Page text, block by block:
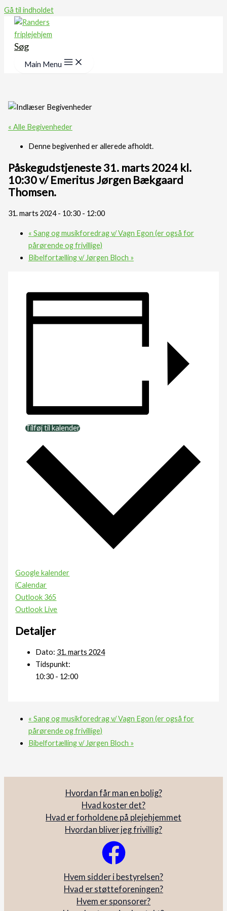
Gå til indholdet
Søg
Main Menu
« Alle Begivenheder
Denne begivenhed er allerede afholdt.
Påskegudstjeneste 31. marts 2024 kl.
10:30 v/ Emeritus Jørgen Bækgaard
Thomsen.
31. marts 2024 - 10:30- 12:00
« Sang og musikforedrag v/ Vagn Egon (er også for
pårørende og frivillige)
Bibelfortælling v/ Jørgen Bloch »
Tilføj til kalender
Google kalender
iCalendar
Outlook 365
Outlook Live
Detaljer
Dato: 31. marts 2024
Tidspunkt:
10:30 - 12:00
« Sang og musikforedrag v/ Vagn Egon (er også for
pårørende og frivillige)
Bibelfortælling v/ Jørgen Bloch »
Hvordan får man en bolig?
Hvad koster det?
Hvad er forholdene på plejehjemmet
Hvordan bliver jeg frivillig?
Hvem sidder i bestyrelsen?
Hvad er støtteforeningen?
Hvem er sponsorer?